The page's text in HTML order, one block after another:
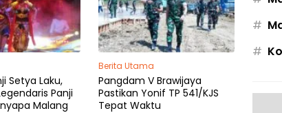
Setya Laku,
Panji
Malang
Berita Utama
Pangdam V Brawijaya
Pastikan Yonif TP 541/KJS
Tepat Waktu
#
#